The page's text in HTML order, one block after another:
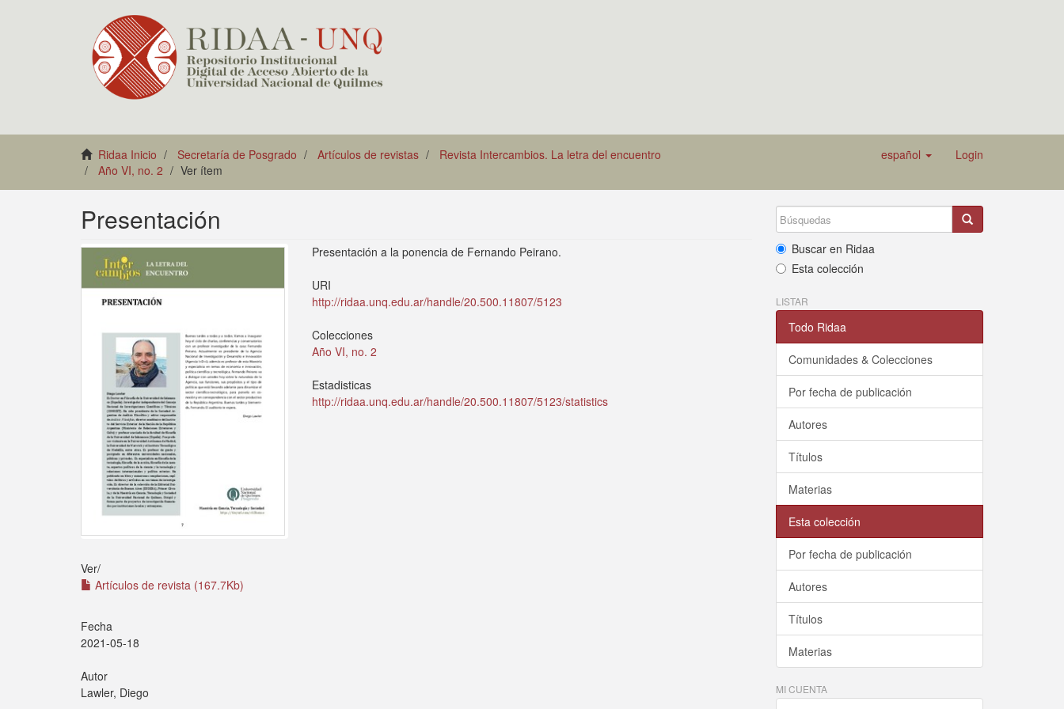
Ridaa Inicio Secretaría de Posgrado Artículos de revistas
Revista Intercambios. La letra del encuentro
Año VI, no. 2
Ver ítem
español Login
Presentación
Ver/
Artículos de revista (167.7Kb)
Fecha
2021-05-18
Autor
Lawler, Diego
Presentación a la ponencia de Fernando Peirano.
URI
http://ridaa.unq.edu.ar/handle/20.500.11807/5123
Colecciones
Año VI, no. 2
Estadisticas
http://ridaa.unq.edu.ar/handle/20.500.11807/5123/statistics
Buscar en Ridaa
Esta colección
LISTAR
Todo Ridaa
Comunidades & Colecciones
Por fecha de publicación
Autores
Títulos
Materias
Esta colección
Por fecha de publicación
Autores
Títulos
Materias
MI CUENTA